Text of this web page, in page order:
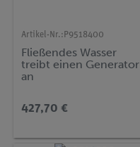
Artikel-Nr.: P9518400
Fließendes Wasser
treibt einen Generator
an
427,70 €